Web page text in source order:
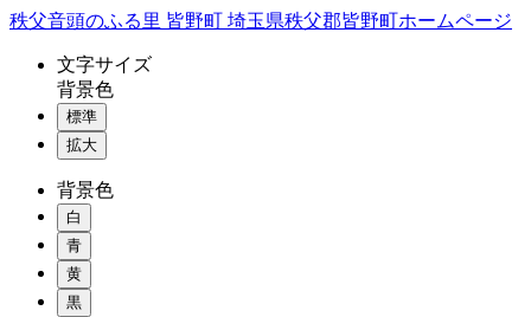
コ
秩父音頭のふる里 皆野町 埼玉県秩父郡皆野町ホームページ
文字サイズ
背景色
標準
拡大
背景色
白
青
黄
黒